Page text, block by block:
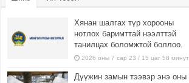
Хянан шалгах түр хорооны
нотлох баримттай нээлттэй
танилцах боломжтой боллоо.
2026 оны 7 сар 23 / 15 цаг 58 минут
Дүүжин замын тээвэр энэ оны